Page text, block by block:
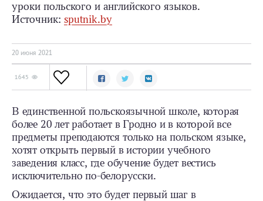
уроки польского и английского языков.
Источник: sputnik.by
20 июня 2021
1645
В единственной польскоязычной школе, которая
более 20 лет работает в Гродно и в которой все
предметы преподаются только на польском языке,
хотят открыть первый в истории учебного
заведения класс, где обучение будет вестись
исключительно по-белорусски.
Ожидается, что это будет первый шаг в